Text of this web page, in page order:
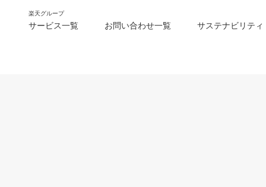
楽天グループ
サービス一覧 お問い合わせ一覧 サステナビリティ